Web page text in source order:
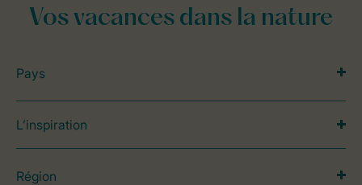
Vos vacances dans la nature
Pays
L’inspiration
Région